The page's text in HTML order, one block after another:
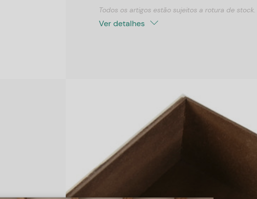
Todos os artigos estão sujeitos a rotura de stock.
Ver detalhes